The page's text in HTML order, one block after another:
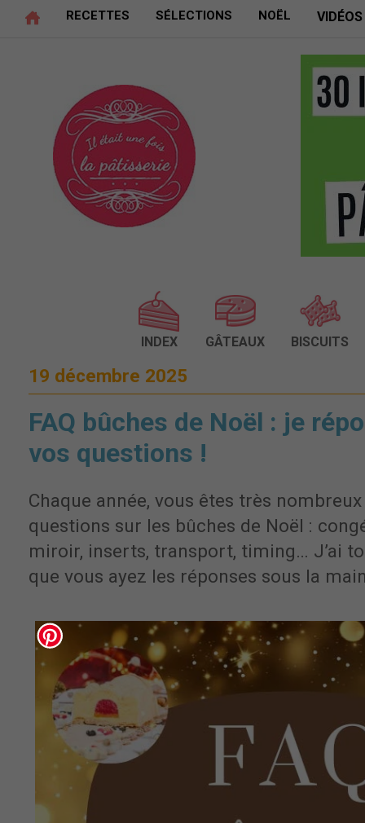
RECETTES SÉLECTIONS NOËL VIDÉOS
INDEX GÂTEAUX BISCUITS
19 décembre 2025
FAQ bûches de Noël : je
vos questions !
Chaque année, vous êtes très
questions sur les bûches de Noël :
miroir, inserts, transport, timing… J’ai
que vous ayez les réponses sous la